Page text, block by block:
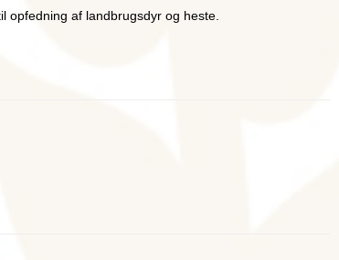
af landbrugsdyr og heste.